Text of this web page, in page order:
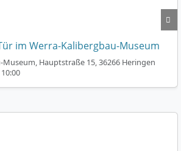
im Werra-Kalibergbau-Museum
Hauptstraße 15, 36266 Heringen